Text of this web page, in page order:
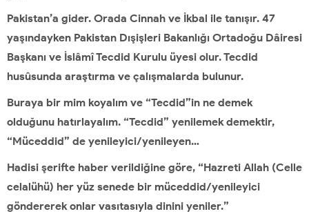
Pakistan’a gider. Orada Cinnah ve İkbal ile tanışır. 47
yaşındayken Pakistan Dışişleri Bakanlığı Ortadoğu Dâiresi
Başkanı ve İslâmî Tecdid Kurulu üyesi olur. Tecdid
husûsunda araştırma ve çalışmalarda bulunur.
Buraya bir mim koyalım ve “Tecdid”in ne demek
olduğunu hatırlayalım. “Tecdid” yenilemek demektir,
“Müceddid” de yenileyici/yenileyen…
Hadisi şerifte haber verildiğine göre, “Hazreti Allah (Celle
celalühü) her yüz senede bir müceddid/yenileyici
göndererek onlar vasıtasıyla dinini yeniler.”